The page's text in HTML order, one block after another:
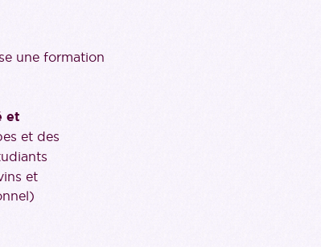
une formation
et
et des
et